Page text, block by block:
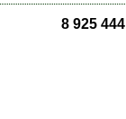
8 925 444